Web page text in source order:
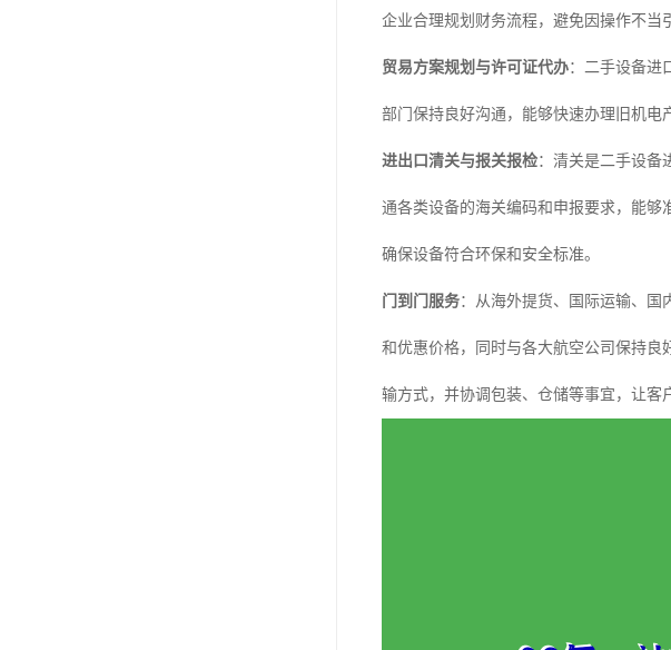
企业合理规划财务流程，避免因操作不当
贸易方案规划与许可证代办：二手设备进
部门保持良好沟通，能够快速办理旧机电
进出口清关与报关报检：清关是二手设备
通各类设备的海关编码和申报要求，能够
确保设备符合环保和安全标准。
门到门服务：从海外提货、国际运输、国
和优惠价格，同时与各大航空公司保持
输方式，并协调包装、仓储等事宜，让客